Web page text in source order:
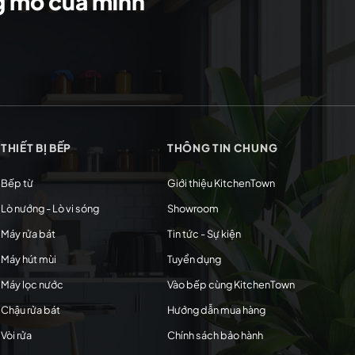
THIẾT BỊ BẾP
Bếp từ
Lò nướng - Lò vi sóng
Máy rửa bát
Máy hút mùi
Máy lọc nước
Chậu rửa bát
Vòi rửa
THÔNG TIN CHUNG
Giới thiệu KitchenTown
Showroom
Tin tức - Sự kiện
Tuyển dụng
Vào bếp cùng KitchenTown
Hướng dẫn mua hàng
Chính sách bảo hành